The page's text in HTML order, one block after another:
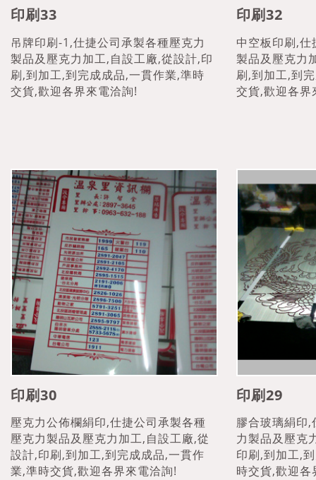
印刷33
吊牌印刷-1,仕捷公司承製各種壓克力
製品及壓克力加工,自設工廠,從設計,印
刷,到加工,到完成成品,一貫作業,準時
交貨,歡迎各界來電洽詢!
印刷32
中空板印刷,
製品及壓克力
刷,到加工,到
交貨,歡迎各界
印刷30
壓克力公佈欄絹印,仕捷公司承製各種
壓克力製品及壓克力加工,自設工廠,從
設計,印刷,到加工,到完成成品,一貫作
業,準時交貨,歡迎各界來電洽詢!
印刷29
膠合玻璃絹印
力製品及壓克
印刷,到加工,
時交貨,歡迎